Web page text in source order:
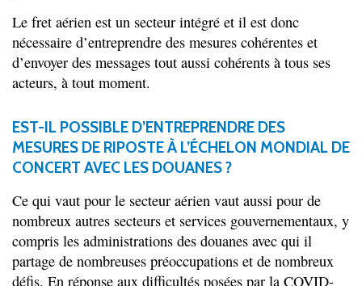
Le fret aérien est un secteur intégré et il est donc
nécessaire d’entreprendre des mesures cohérentes et
d’envoyer des messages tout aussi cohérents à tous ses
acteurs, à tout moment.
EST-IL POSSIBLE D’ENTREPRENDRE DES
MESURES DE RIPOSTE À L’ÉCHELON MONDIAL DE
CONCERT AVEC LES DOUANES ?
Ce qui vaut pour le secteur aérien vaut aussi pour de
nombreux autres secteurs et services gouvernementaux, y
compris les administrations des douanes avec qui il
partage de nombreuses préoccupations et de nombreux
défis. En réponse aux difficultés posées par la COVID-